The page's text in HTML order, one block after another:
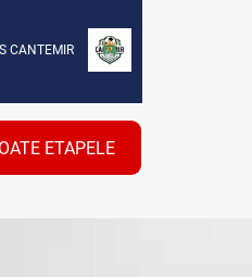
CANTEMIR
ETAPELE